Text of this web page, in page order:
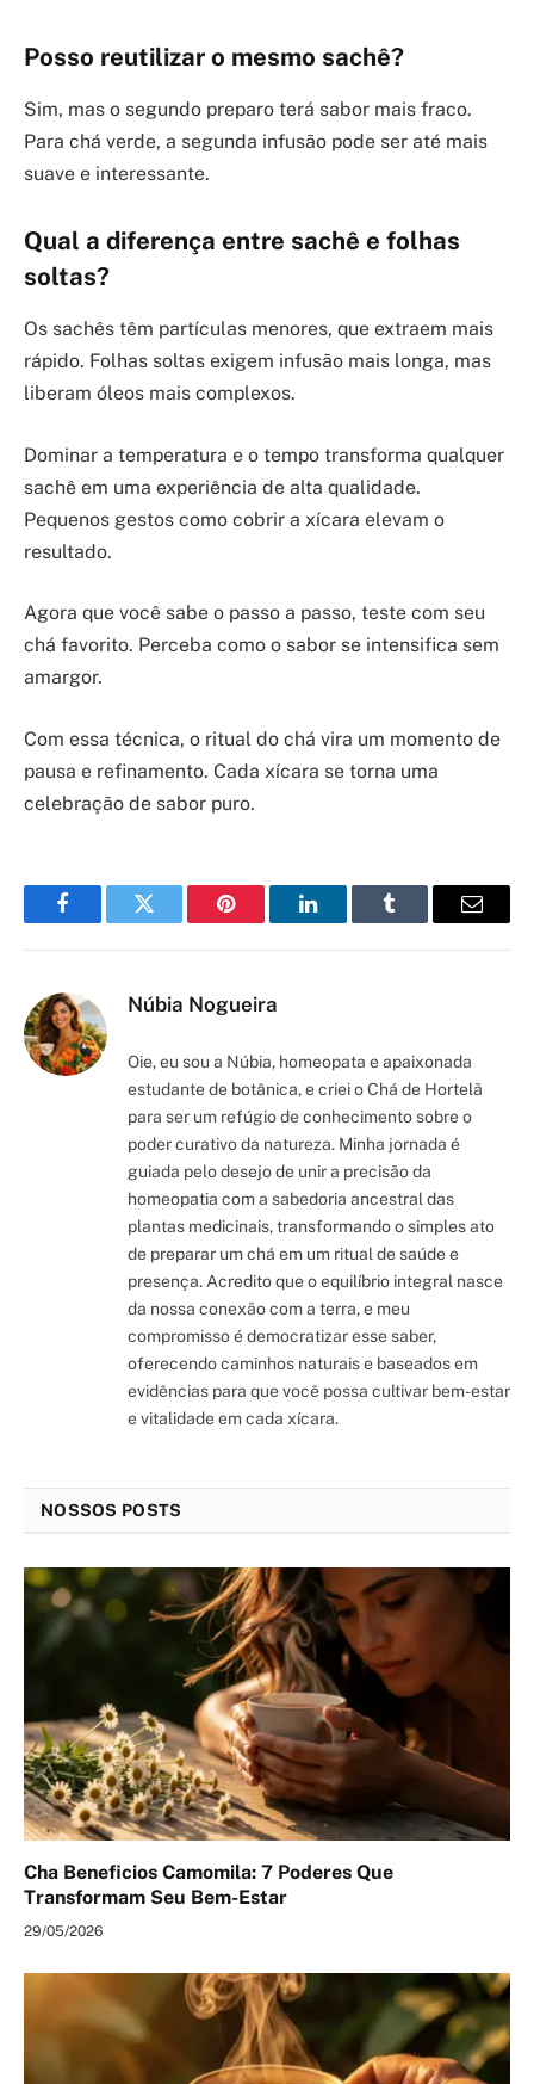
Posso reutilizar o mesmo sachê?
Sim, mas o segundo preparo terá sabor mais fraco.
Para chá verde, a segunda infusão pode ser até mais
suave e interessante.
Qual a diferença entre sachê e folhas
soltas?
Os sachês têm partículas menores, que extraem mais
rápido. Folhas soltas exigem infusão mais longa, mas
liberam óleos mais complexos.
Dominar a temperatura e o tempo transforma qualquer
sachê em uma experiência de alta qualidade.
Pequenos gestos como cobrir a xícara elevam o
resultado.
Agora que você sabe o passo a passo, teste com seu
chá favorito. Perceba como o sabor se intensifica sem
amargor.
Com essa técnica, o ritual do chá vira um momento de
pausa e refinamento. Cada xícara se torna uma
celebração de sabor puro.
FacebookTwitter Pinterest LinkedInTumblr Email
Núbia Nogueira
Oie, eu sou a Núbia, homeopata e apaixonada
estudante de botânica, e criei o Chá de Hortelã
para ser um refúgio de conhecimento sobre o
poder curativo da natureza. Minha jornada é
guiada pelo desejo de unir a precisão da
homeopatia com a sabedoria ancestral das
plantas medicinais, transformando o simples ato
de preparar um chá em um ritual de saúde e
presença. Acredito que o equilíbrio integral nasce
da nossa conexão com a terra, e meu
compromisso é democratizar esse saber,
oferecendo caminhos naturais e baseados em
evidências para que você possa cultivar bem-estar
e vitalidade em cada xícara.
NOSSOS POSTS
Cha Beneficios Camomila: 7 Poderes Que
Transformam Seu Bem-Estar
29/05/2026